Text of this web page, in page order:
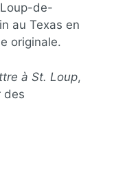
de-
au Texas en
originale.
à St. Loup,
des